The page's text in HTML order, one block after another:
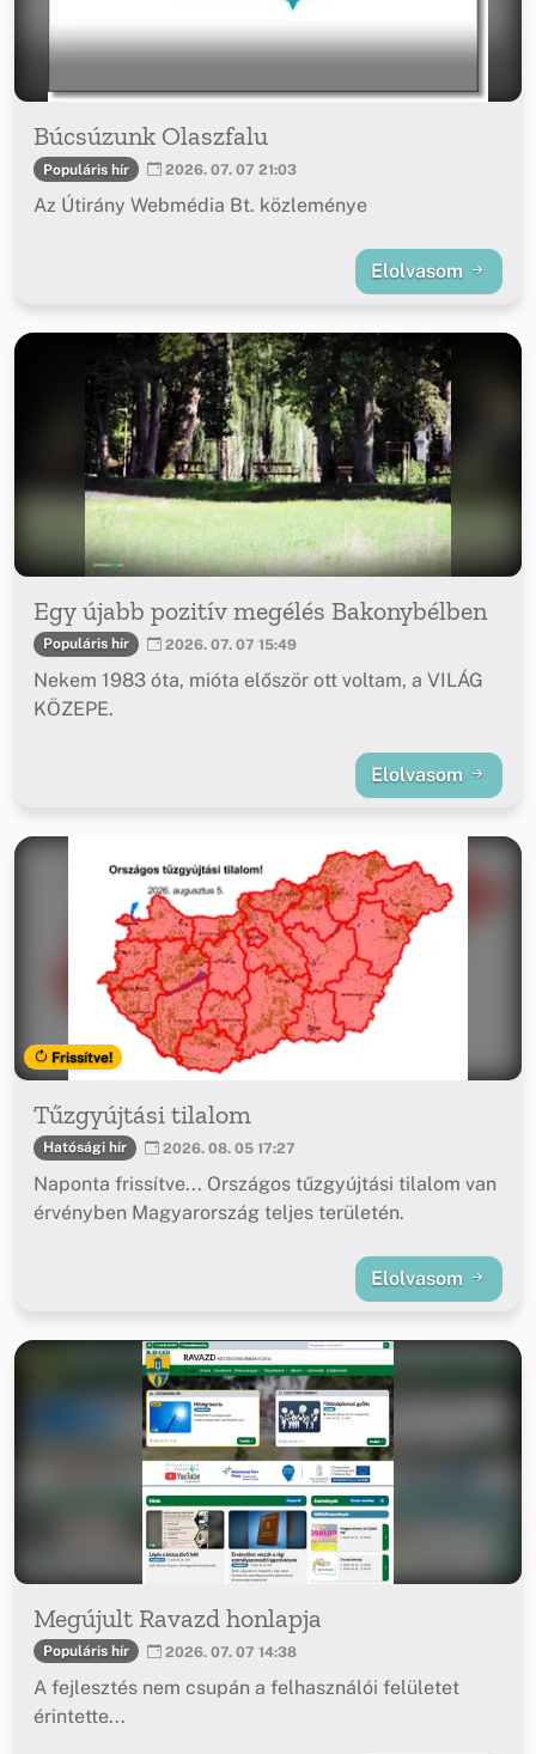
Búcsúzunk Olaszfalu
Populáris hír 2026. 07. 07 21:03
Az Útirány Webmédia Bt. közleménye
Elolvasom
Egy újabb pozitív megélés Bakonybélben
Populáris hír 2026. 07. 07 15:49
Nekem 1983 óta, mióta először ott voltam, a VILÁG
KÖZEPE.
Elolvasom
Frissítve!
Tűzgyújtási tilalom
Hatósági hír 2026. 08. 05 17:27
Naponta frissítve... Országos tűzgyújtási tilalom van
érvényben Magyarország teljes területén.
Elolvasom
Megújult Ravazd honlapja
Populáris hír 2026. 07. 07 14:38
A fejlesztés nem csupán a felhasználói felületet
érintette...